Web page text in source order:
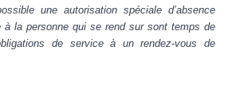
une autorisation spéciale d’absence
à la personne qui se rend sur sont temps de
de service à un rendez-vous de